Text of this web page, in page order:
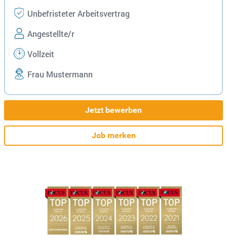
Unbefristeter Arbeitsvertrag
Angestellte/r
Vollzeit
Frau Mustermann
Jetzt bewerben
Job merken